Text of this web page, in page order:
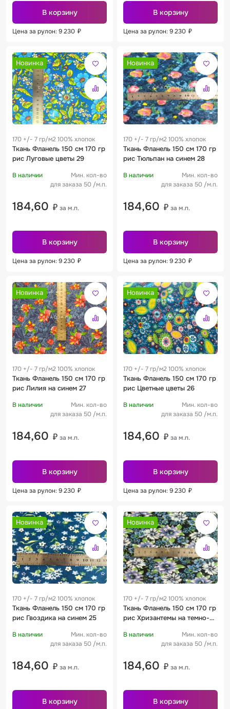
В корзину
Цена за рулон: 9 230 ₽
В корзину
Цена за рулон: 9 230 ₽
Новинка
170 +/- 7 гр/м2 100% хлопок
Ткань Фланель 150 см 170 гр
рис Луговые цветы 29
В наличии
Мин. кол-во
для заказа 50 /м.п.
184,60 ₽ за м.п.
В корзину
Цена за рулон: 9 230 ₽
Новинка
170 +/- 7 гр/м2 100% хлопок
Ткань Фланель 150 см 170 гр
рис Тюльпан на синем 28
В наличии
Мин. кол-во
для заказа 50 /м.п.
184,60 ₽ за м.п.
В корзину
Цена за рулон: 9 230 ₽
Новинка
170 +/- 7 гр/м2 100% хлопок
Ткань Фланель 150 см 170 гр
рис Лилия на синем 27
В наличии
Мин. кол-во
для заказа 50 /м.п.
184,60 ₽ за м.п.
В корзину
Цена за рулон: 9 230 ₽
Новинка
170 +/- 7 гр/м2 100% хлопок
Ткань Фланель 150 см 170 гр
рис Цветные цветы 26
В наличии
Мин. кол-во
для заказа 50 /м.п.
184,60 ₽ за м.п.
В корзину
Цена за рулон: 9 230 ₽
Новинка
170 +/- 7 гр/м2 100% хлопок
Ткань Фланель 150 см 170 гр
рис Гвоздика на синем 25
В наличии
Мин. кол-во
для заказа 50 /м.п.
184,60 ₽ за м.п.
В корзину
Новинка
170 +/- 7 гр/м2 100% хлопок
Ткань Фланель 150 см 170 гр
рис Хризантемы на темно-
В наличии
Мин. кол-во
для заказа 50 /м.п.
184,60 ₽ за м.п.
В корзину